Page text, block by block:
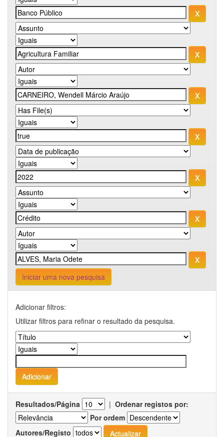
Iniciar uma nova pesquisa
Adicionar filtros:
Utilizar filtros para refinar o resultado da pesquisa.
Resultados/Página | Ordenar registos por:
Por ordem
Autores/Registo